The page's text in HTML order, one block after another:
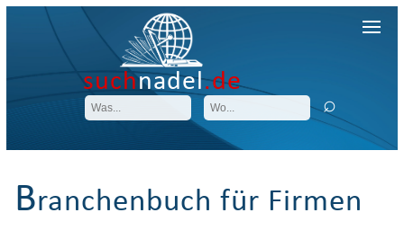
suchnadel.de
Branchenbuch für Firmen